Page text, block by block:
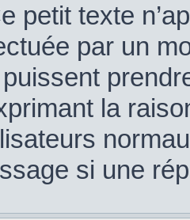
petit texte
par un
puissent
la
si une